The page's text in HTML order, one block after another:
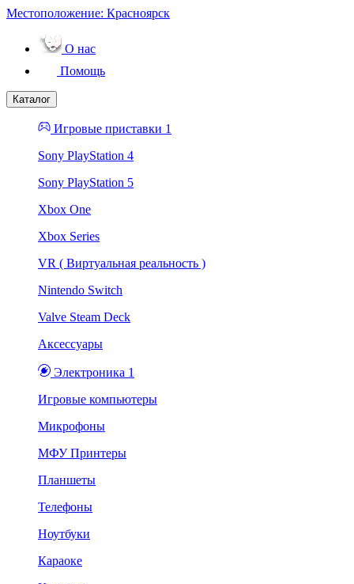
Местоположение: Красноярск
О нас
Помощь
Каталог
Игровые приставки 1
Sony PlayStation 4
Sony PlayStation 5
Xbox One
Xbox Series
VR ( Виртуальная реальность )
Nintendo Switch
Valve Steam Deck
Аксессуары
Электроника 1
Игровые компьютеры
Микрофоны
МФУ Принтеры
Планшеты
Телефоны
Ноутбуки
Караоке